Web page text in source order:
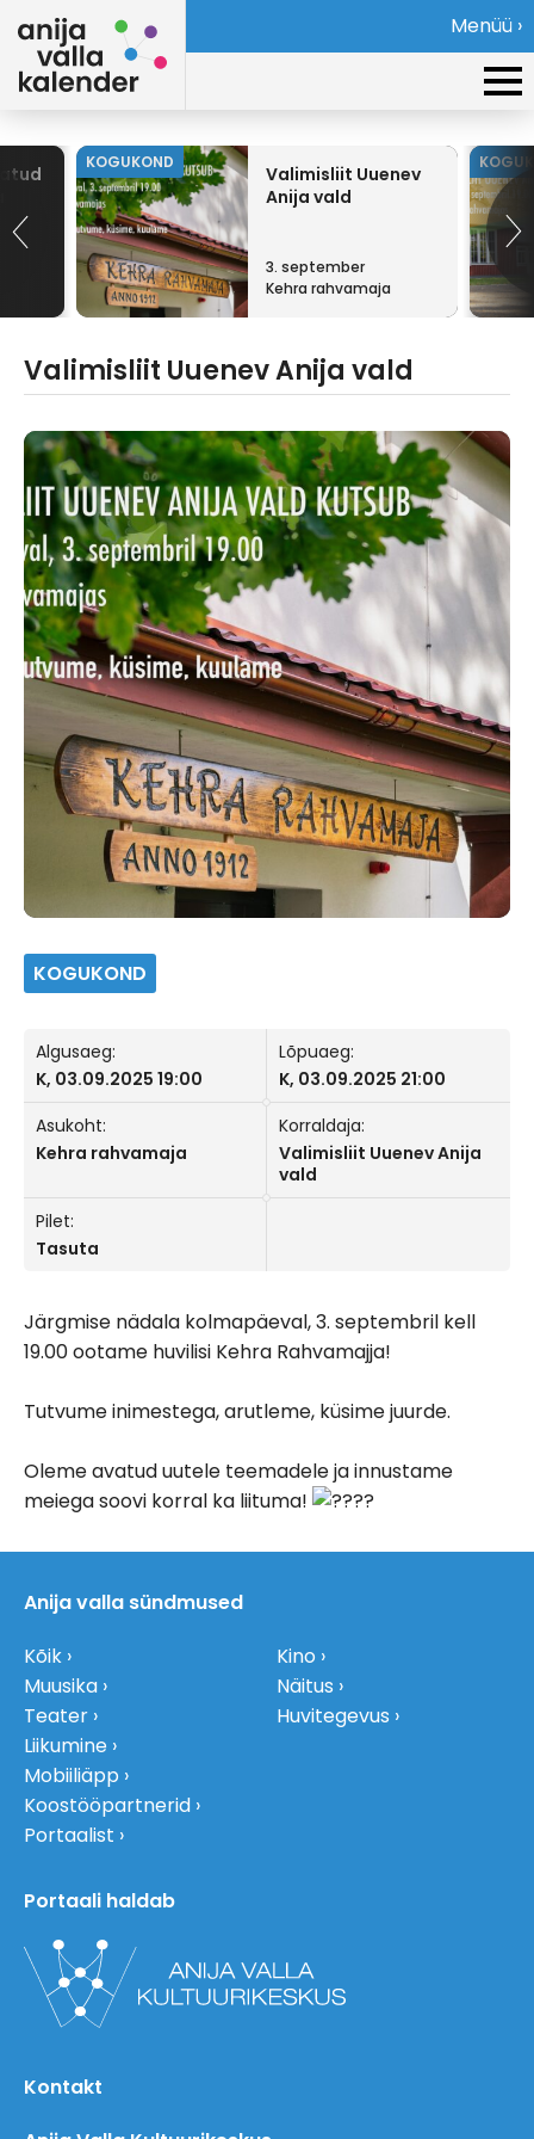
Menüü ›
KOGUKOND
Valimisliit Uuenev
Anija vald
3. september
Kehra rahvamaja
Valimisliit Uuenev Anija vald
KOGUKOND
Algusaeg:
K, 03.09.2025 19:00
Lõpuaeg:
K, 03.09.2025 21:00
Asukoht:
Kehra rahvamaja
Korraldaja:
Valimisliit Uuenev Anija
vald
Pilet:
Tasuta
Järgmise nädala kolmapäeval, 3. septembril kell
19.00 ootame huvilisi Kehra Rahvamajja!
Tutvume inimestega, arutleme, küsime juurde.
Oleme avatud uutele teemadele ja innustame
meiega soovi korral ka liituma!
Anija valla sündmused
Kõik
Muusika
Teater
Liikumine
Kino
Näitus
Huvitegevus
Mobiiliäpp
Koostööpartnerid
Portaalist
Portaali haldab
Kontakt